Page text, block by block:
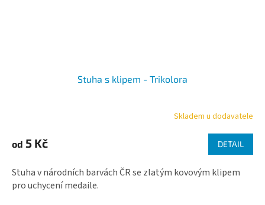
Stuha s klipem - Trikolora
produktu
je
z
5
Skladem u dodavatele
od 5 Kč DETAIL
Stuha v národních barvách ČR se zlatým kovovým klipem
pro uchycení medaile.